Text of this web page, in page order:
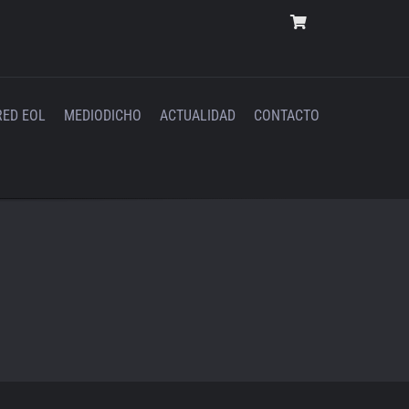
EOL MEDIODICHO ACTUALIDAD CONTACTO